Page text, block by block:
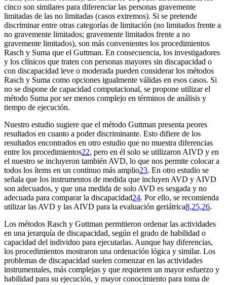
cinco son similares para diferenciar las personas gravemente
limitadas de las no limitadas (casos extremos). Si se pretende
discriminar entre otras categorías de limitación (no limitados frente a
no gravemente limitados; gravemente limitados frente a no
gravemente limitados), son más convenientes los procedimientos
Rasch y Suma que el Guttman. En consecuencia, los investigadores
y los clínicos que traten con personas mayores sin discapacidad o
con discapacidad leve o moderada pueden considerar los métodos
Rasch y Suma como opciones igualmente válidas en esos casos. Si
no se dispone de capacidad computacional, se propone utilizar el
método Suma por ser menos complejo en términos de análisis y
tiempo de ejecución.
Nuestro estudio sugiere que el método Guttman presenta peores
resultados en cuanto a poder discriminante. Esto difiere de los
resultados encontrados en otro estudio que no muestra diferencias
entre los procedimientos22, pero en él solo se utilizaron AIVD y en
el nuestro se incluyeron también AVD, lo que nos permite colocar a
todos los ítems en un continuo más amplio23. En otro estudio se
señala que los instrumentos de medida que incluyen AVD y AIVD
son adecuados, y que una medida de solo AVD es sesgada y no
adecuada para comparar la discapacidad24. Por ello, se recomienda
utilizar las AVD y las AIVD para la evaluación geriátrica8,25,26.
Los métodos Rasch y Guttman permitieron ordenar las actividades
en una jerarquía de discapacidad, según el grado de habilidad o
capacidad del individuo para ejecutarlas. Aunque hay diferencias,
los procedimientos mostraron una ordenación lógica y similar. Los
problemas de discapacidad suelen comenzar en las actividades
instrumentales, más complejas y que requieren un mayor esfuerzo y
habilidad para su ejecución, y mayor conocimiento para toma de